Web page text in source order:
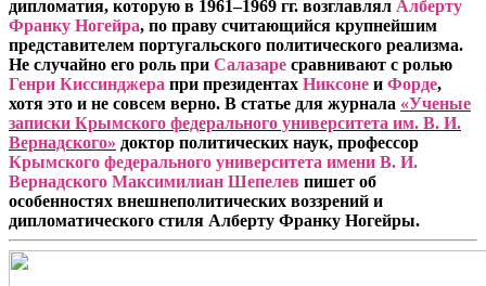
дипломатия, которую в 1961–1969 гг. возглавлял Алберту
Франку Ногейра, по праву считающийся крупнейшим
представителем португальского политического реализма.
Не случайно его роль при Салазаре сравнивают с ролью
Генри Киссинджера при президентах Никсоне и Форде,
хотя это и не совсем верно. В статье для журнала «Ученые
записки Крымского федерального университета им. В. И.
Вернадского» доктор политических наук, профессор
Крымского федерального университета имени В. И.
Вернадского Максимилиан Шепелев пишет об
особенностях внешнеполитических воззрений и
дипломатического стиля Алберту Франку Ногейры.